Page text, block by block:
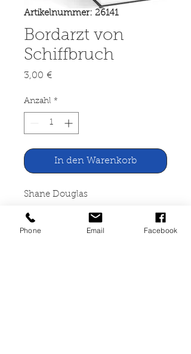
Artikelnummer: 26141
Bordarzt von
Schiffbruch
3,00 €Preis
Anzahl *
In den Warenkorb
Shane Douglas
Bordarzt von Schiffbruch
Phone Email Facebook